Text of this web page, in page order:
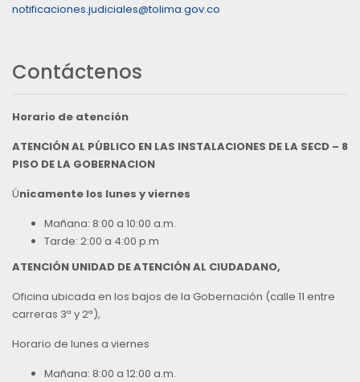
notificaciones.judiciales@tolima.gov.co
Contáctenos
Horario de atención
ATENCIÓN AL PÚBLICO EN LAS INSTALACIONES DE LA SECD – 8
PISO DE LA GOBERNACION
Únicamente los lunes y viernes
Mañana: 8:00 a 10:00 a.m.
Tarde: 2:00 a 4:00 p.m
ATENCIÓN UNIDAD DE ATENCIÓN AL CIUDADANO,
Oficina ubicada en los bajos de la Gobernación (calle 11 entre
carreras 3ª y 2ª),
Horario de lunes a viernes
Mañana: 8:00 a 12:00 a.m.